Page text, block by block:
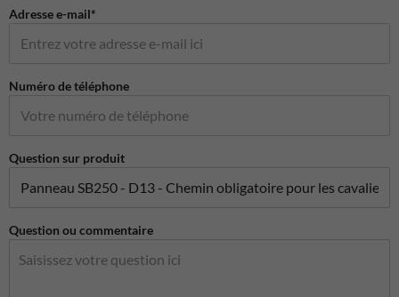
Adresse e-mail*
Numéro de téléphone
Question sur produit
Question ou commentaire